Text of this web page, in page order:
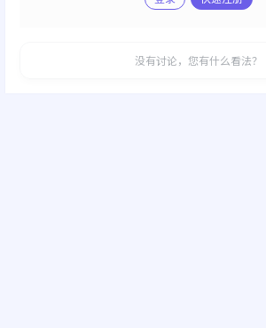
没有讨论，您有什么看法？